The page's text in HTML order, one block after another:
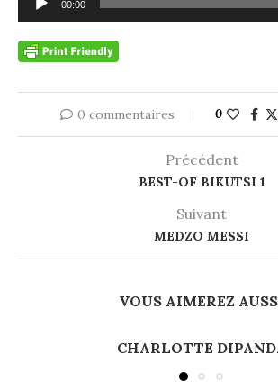
audio
00:00
0 commentaires 0
Précédent
BEST-OF BIKUTSI 1
Suivant
MEDZO MESSI
VOUS AIMEREZ
CHARLOTTE